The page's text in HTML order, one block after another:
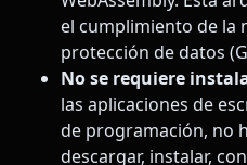
el cumplimiento de la
protección de datos
No se requiere
las aplicaciones de
de programación, no
descargar, instalar,